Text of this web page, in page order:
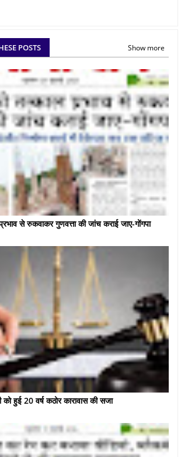
POSTS Show more
से रुकवाकर गुणवत्ता की जांच कराई जाए-गोंगपा
को हुई 20 वर्ष कठोर कारावास की सजा